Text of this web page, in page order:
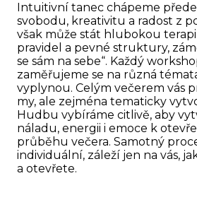
Intuitivní tanec chápeme
svobodu, kreativitu a radost z
však může stát hlubokou
pravidel a pevné struktury,
se sám na sebe“. Každý
zaměřujeme se na různá
vyplynou. Celým večerem vás
my, ale zejména tematicky
Hudbu vybíráme citlivě, aby
náladu, energii i emoce k
průběhu večera. Samotný
individuální, záleží jen na vás,
a otevřete.